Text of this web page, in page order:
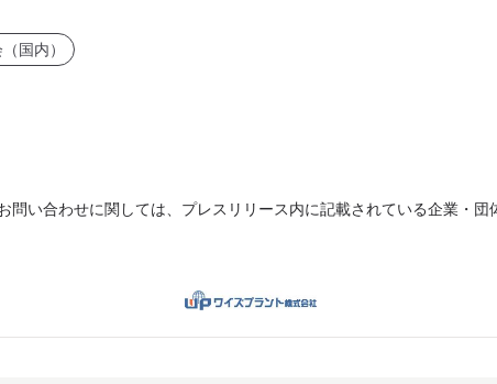
国内）
問い合わせに関しては、プレスリリース内に記載されている企業・団